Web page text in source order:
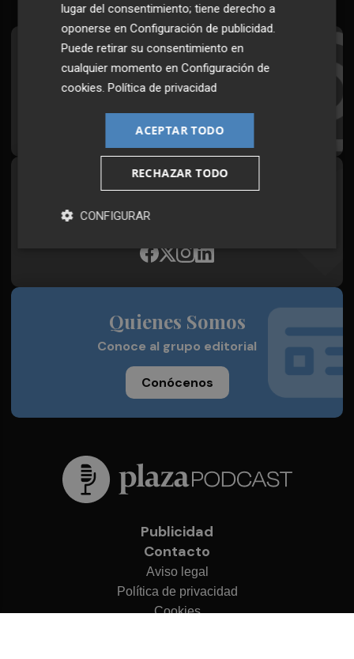
Suscríbete al Boletín
Todos los días a primera hora en tu email
Síguenos en redes
Plaza Podcast, desde cualquier medio
Quienes Somos
Conoce al grupo editorial
Conócenos
Publicidad
Contacto
Aviso legal
Política de privacidad
Cookies
lugar del consentimiento; tiene derecho a
oponerse enConfiguración de publicidad.
Puede retirar su consentimiento en
cualquier momento enConfiguración de
cookies.Política de privacidad
ACEPTAR TODO
RECHAZAR TODO
CONFIGURAR